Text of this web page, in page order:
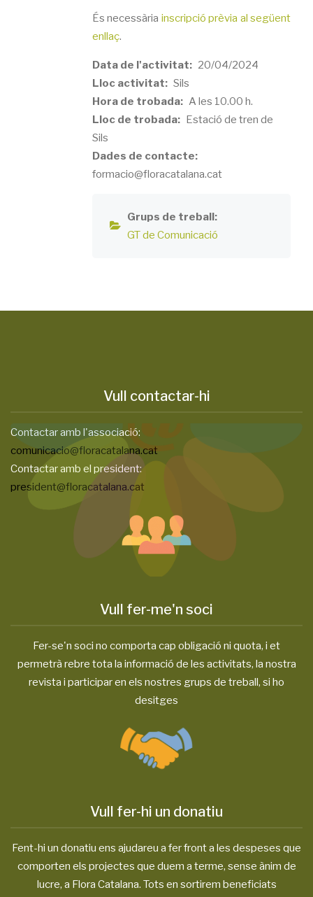
És necessària inscripció prèvia al següent
enllaç.
Data de l'activitat
20/04/2024
Lloc activitat
Sils
Hora de trobada
A les 10.00 h.
Lloc de trobada
Estació de tren de
Sils
Dades de contacte
formacio@floracatalana.cat
Grups de treball
GT de Comunicació
Vull contactar-hi
Contactar amb l'associació:
comunicacio@floracatalana.cat
Contactar amb el president:
president@floracatalana.cat
Vull fer-me'n soci
Fer-se'n soci no comporta cap obligació ni quota, i et
permetrà rebre tota la informació de les activitats, la nostra
revista i participar en els nostres grups de treball, si ho
desitges
Vull fer-hi un donatiu
Fent-hi un donatiu ens ajudareu a fer front a les despeses que
comporten els projectes que duem a terme, sense ànim de
lucre, a Flora Catalana. Tots en sortirem beneficiats